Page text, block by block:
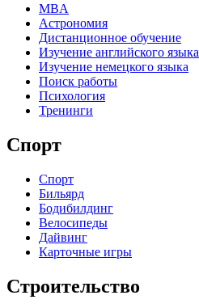
MBA
Астрономия
Дистанционное обучение
Изучение английского языка
Изучение немецкого языка
Поиск работы
Психология
Тренинги
Спорт
Спорт
Бильярд
Бодибилдинг
Велосипеды
Дайвинг
Карточные игры
Строительство